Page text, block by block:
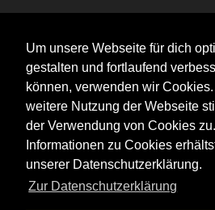
Um unsere Webseite für dich
gestalten und fortlaufend
können, verwenden wir
weitere Nutzung der Webseite
der Verwendung von Cookies
Informationen zu Cookies
unserer Datenschutzerklärung.
Zur Datenschutzerklärung
Fotos rund um den Fastelovend